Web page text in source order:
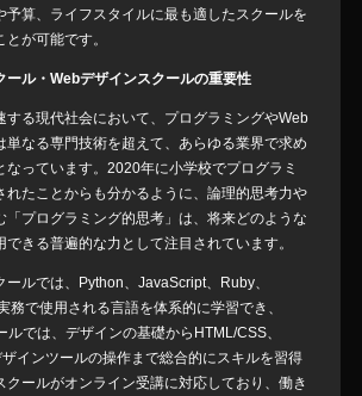
予算、ライフスタイルに最も適したスクールを
が可能です。
ール・Webデザインスクールの重要性
する現代社会において、プログラミングやWeb
単なる専門技術を超えて、あらゆる業界で求め
なっています。2020年に小学校でプログラミ
れたことからも分かるように、論理的思考力や
「プログラミング的思考」は、将来どのような
きる普遍的な力として注目されています。
ールでは、Python、JavaScript、Ruby、
務で使用される言語を体系的に学習でき、
ルでは、デザインの基礎からHTML/CSS、
インツールの操作まで総合的にスキルを習得
クールがオンライン受講に対応しており、働き